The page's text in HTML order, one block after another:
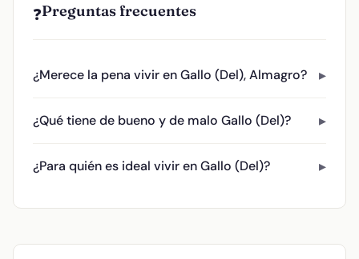
❓Preguntas frecuentes
¿Merece la pena vivir en Gallo (Del), Almagro?
¿Qué tiene de bueno y de malo Gallo (Del)?
¿Para quién es ideal vivir en Gallo (Del)?